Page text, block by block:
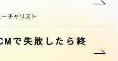
チャリスト
で失敗したら終